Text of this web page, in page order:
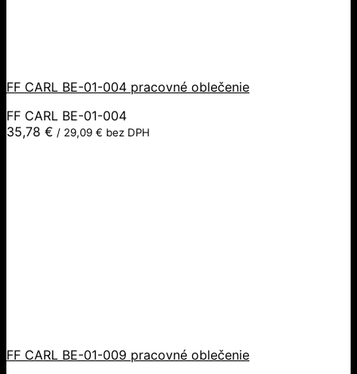
FF CARL BE-01-004 pracovné oblečenie
FF CARL BE-01-004
35,78 € / 29,09 € bez DPH
FF CARL BE-01-009 pracovné oblečenie